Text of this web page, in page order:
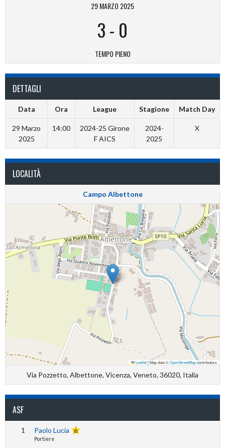
29 MARZO 2025
3- 0
TEMPO PIENO
DETTAGLI
Data Ora League Stagione Match Day
29 Marzo
2025
14:00
2024-25 Girone
F AICS
2024-
2025
X
LOCALITÀ
Campo Albettone
Leaflet|Map data ©OpenStreetMapcontributors
Via Pozzetto, Albettone, Vicenza, Veneto, 36020, Italia
ASF
1 Paolo Lucia 6
Portiere